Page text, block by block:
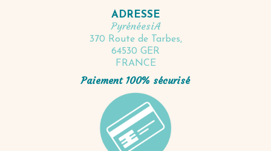
ADRESSE
PyrénéesiA
370 Route de Tarbes,
64530 GER
FRANCE
Paiement 100% sécurisé